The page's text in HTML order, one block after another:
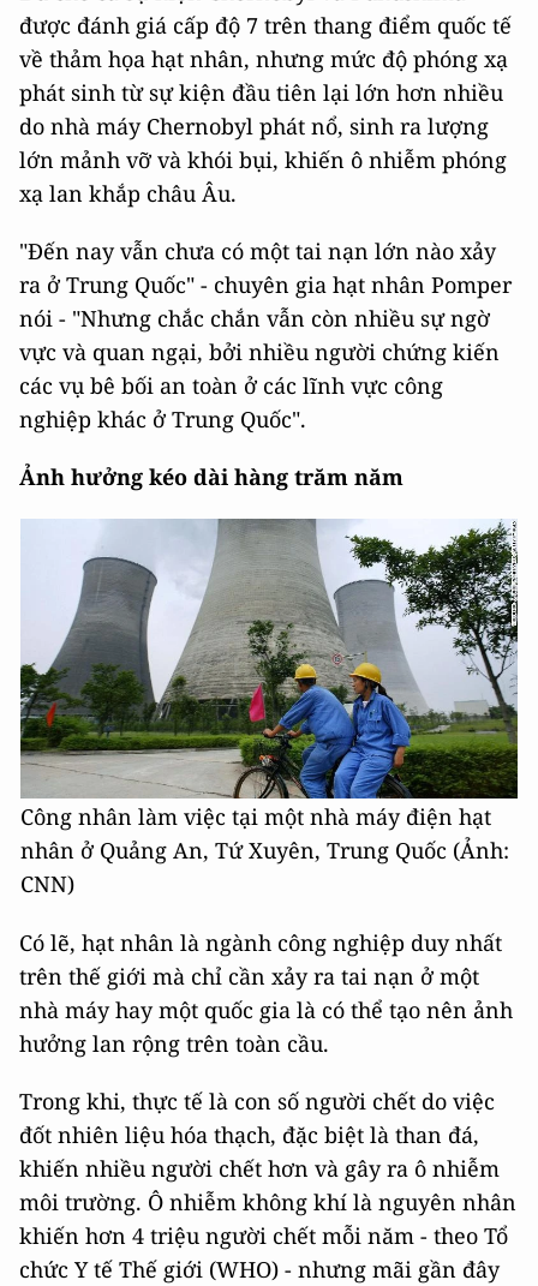
được đánh giá cấp độ 7 trên thang điểm quốc tế
về thảm họa hạt nhân, nhưng mức độ phóng xạ
phát sinh từ sự kiện đầu tiên lại lớn hơn nhiều
do nhà máy Chernobyl phát nổ, sinh ra lượng
lớn mảnh vỡ và khói bụi, khiến ô nhiễm phóng
xạ lan khắp châu Âu.
"Đến nay vẫn chưa có một tai nạn lớn nào xảy
ra ở Trung Quốc" - chuyên gia hạt nhân Pomper
nói - "Nhưng chắc chắn vẫn còn nhiều sự ngờ
vực và quan ngại, bởi nhiều người chứng kiến
các vụ bê bối an toàn ở các lĩnh vực công
nghiệp khác ở Trung Quốc".
Ảnh hưởng kéo dài hàng trăm năm
Công nhân làm việc tại một nhà máy điện hạt
nhân ở Quảng An, Tứ Xuyên, Trung Quốc (Ảnh:
CNN)
Có lẽ, hạt nhân là ngành công nghiệp duy nhất
trên thế giới mà chỉ cần xảy ra tai nạn ở một
nhà máy hay một quốc gia là có thể tạo nên ảnh
hưởng lan rộng trên toàn cầu.
Trong khi, thực tế là con số người chết do việc
đốt nhiên liệu hóa thạch, đặc biệt là than đá,
khiến nhiều người chết hơn và gây ra ô nhiễm
môi trường. Ô nhiễm không khí là nguyên nhân
khiến hơn 4 triệu người chết mỗi năm - theo Tổ
chức Y tế Thế giới (WHO) - nhưng mãi gần đây